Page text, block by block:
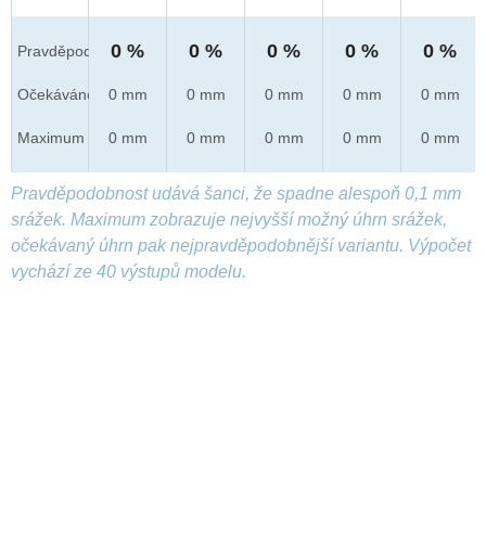
Pravděpod.
Očekáváno
Maximum
0 %
0 mm
0 mm
0 %
0 mm
0 mm
0 %
0 mm
0 mm
0 %
0 mm
0 mm
0 %
0 mm
0 mm
Pravděpodobnost udává šanci, že spadne alespoň 0,1 mm
srážek. Maximum zobrazuje nejvyšší možný úhrn srážek,
očekávaný úhrn pak nejpravděpodobnější variantu. Výpočet
vychází ze 40 výstupů modelu.